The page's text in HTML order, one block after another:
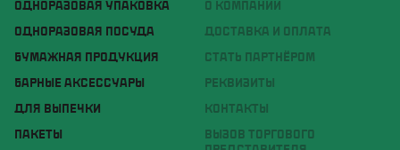
ОДНОРАЗОВАЯ УПАКОВКА
ОДНОРАЗОВАЯ ПОСУДА
БУМАЖНАЯ ПРОДУКЦИЯ
БАРНЫЕ АКСЕССУАРЫ
ДЛЯ ВЫПЕЧКИ
ПАКЕТЫ
О КОМПАНИИ
ДОСТАВКА И ОПЛАТА
СТАТЬ ПАРТНЁРОМ
РЕКВИЗИТЫ
КОНТАКТЫ
ВЫЗОВ ТОРГОВОГО